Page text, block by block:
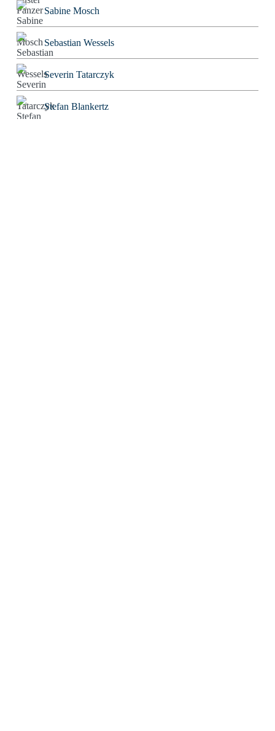
Sabine Mosch
Sebastian Wessels
Severin Tatarczyk
Stefan Blankertz